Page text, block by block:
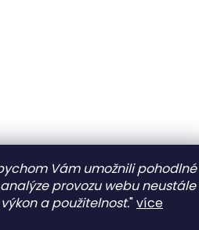
Vám umožnili pohodlné
provozu webu neustále
a použitelnost."více